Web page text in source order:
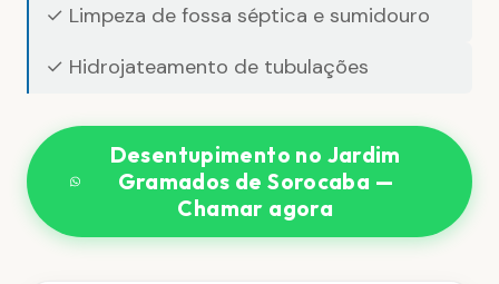
✓ Limpeza de fossa séptica e sumidouro
✓ Hidrojateamento de tubulações
Desentupimento no Jardim
Gramados de Sorocaba —
Chamar agora